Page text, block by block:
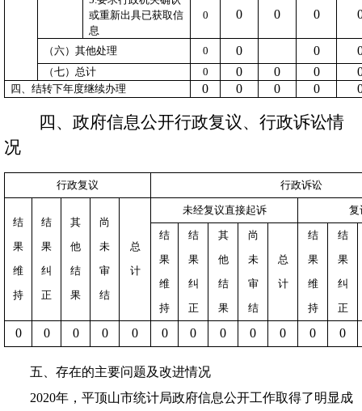
或重新出具已获取信
息
0 0 0 0
（六）其他处理 0 0 0
（七）总计 0 0 0 0
四、结转下年度继续办理 0 0 0 0
四、政府信息公开行政复议、行政诉讼情
况
行政复议 行政诉讼
结
果
维
持
结
果
纠
正
其
他
结
果
尚
未
审
结
总
计
未经复议直接起诉 复
结
果
维
持
结
果
纠
正
其
他
结
果
尚
未
审
结
总
计
结
果
维
持
结
果
纠
正
0 0 0 0 0 0 0 0 0 0 0 0
五、存在的主要问题及改进情况
2020年，平顶山市统计局政府信息公开工作取得了明显成